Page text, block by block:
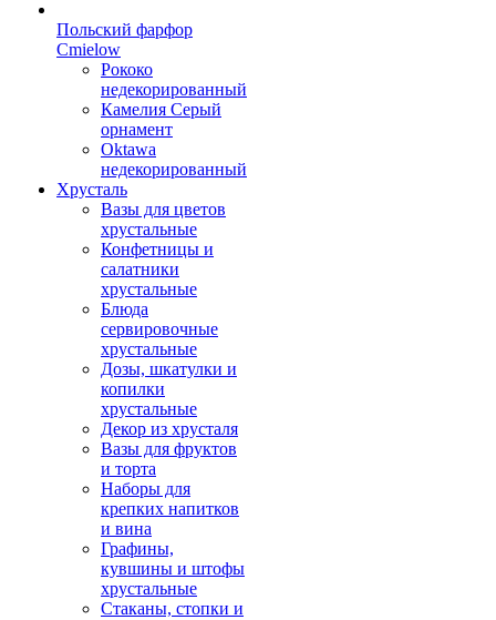
Польский фарфор
Сmielow
Рококо
недекорированный
Камелия Серый
орнамент
Oktawa
недекорированный
Хрусталь
Вазы для цветов
хрустальные
Конфетницы и
салатники
хрустальные
Блюда
сервировочные
хрустальные
Дозы, шкатулки и
копилки
хрустальные
Декор из хрусталя
Вазы для фруктов
и торта
Наборы для
крепких напитков
и вина
Графины,
кувшины и штофы
хрустальные
Стаканы, стопки и